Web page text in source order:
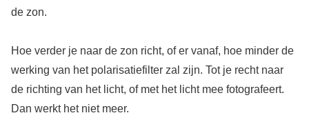
de zon.
Hoe verder je naar de zon richt, of er vanaf, hoe minder de
werking van het polarisatiefilter zal zijn. Tot je recht naar
de richting van het licht, of met het licht mee fotografeert.
Dan werkt het niet meer.